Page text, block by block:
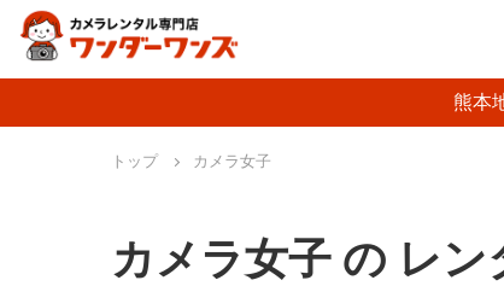
熊本
トップ カメラ女子
カメラ女子 の レ